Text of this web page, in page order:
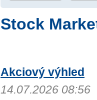
Stock
Akciový výhled
14.07.2026 08:56